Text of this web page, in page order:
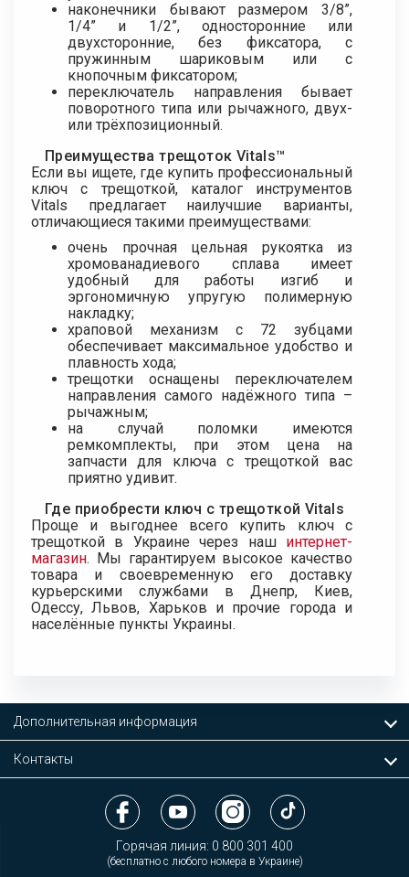
наконечники бывают размером 3/8”,
1/4” и 1/2”, односторонние или
двухсторонние, без фиксатора, с
пружинным шариковым или с
кнопочным фиксатором;
переключатель направления бывает
поворотного типа или рычажного, двух-
или трёхпозиционный.
Преимущества трещоток Vitals™
Если вы ищете, где купить профессиональный
ключ с трещоткой, каталог инструментов
Vitals предлагает наилучшие варианты,
отличающиеся такими преимуществами:
очень прочная цельная рукоятка из
хромованадиевого сплава имеет
удобный для работы изгиб и
эргономичную упругую полимерную
накладку;
храповой механизм с 72 зубцами
обеспечивает максимальное удобство и
плавность хода;
трещотки оснащены переключателем
направления самого надёжного типа –
рычажным;
на случай поломки имеются
ремкомплекты, при этом цена на
запчасти для ключа с трещоткой вас
приятно удивит.
Где приобрести ключ с трещоткой Vitals
Проще и выгоднее всего купить ключ с
трещоткой в Украине через наш интернет-
магазин. Мы гарантируем высокое качество
товара и своевременную его доставку
курьерскими службами в Днепр, Киев,
Одессу, Львов, Харьков и прочие города и
населённые пункты Украины.
Дополнительная информация
Контакты
Горячая линия: 0 800 301 400
(бесплатно с любого номера в Украине)